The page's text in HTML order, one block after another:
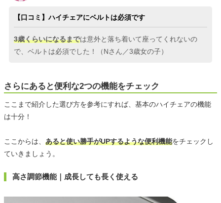
【口コミ】ハイチェアにベルトは必須です
3歳くらいになるまでは意外と落ち着いて座ってくれないの
で、ベルトは必須でした！（Nさん／3歳女の子）
さらにあると便利な2つの機能をチェック
ここまで紹介した選び方を参考にすれば、基本のハイチェアの機能
は十分！
ここからは、 あると使い勝手がUPするような便利機能をチェックし
ていきましょう。
高さ調節機能｜成長しても長く使える